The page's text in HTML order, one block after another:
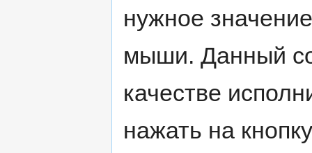
нужное
мыши. Данный
качестве
нажать на